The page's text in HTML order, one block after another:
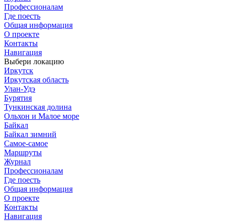
Профессионалам
Где поесть
Общая информация
О проекте
Контакты
Навигация
Выбери локацию
Иркутск
Иркутская область
Улан-Удэ
Бурятия
Тункинская долина
Ольхон и Малое море
Байкал
Байкал зимний
Самое-самое
Маршруты
Журнал
Профессионалам
Где поесть
Общая информация
О проекте
Контакты
Навигация